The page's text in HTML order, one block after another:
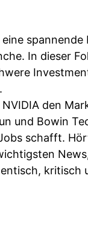
spannende
In dieser
den
und Bowin
schafft.
kritisch